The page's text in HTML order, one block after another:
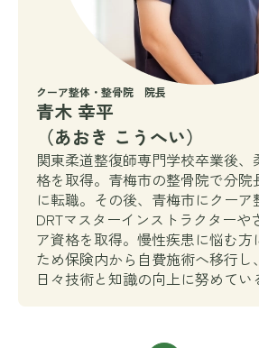
クーア整体・整骨院 院長
青木 幸平
（あおき こうへい）
関東柔道整復師専門学校卒業後
格を取得。青梅市の整骨院で分院
に転職。その後、青梅市にクーア
DRTマスターインストラクターや
ア資格を取得。慢性疾患に悩む方
ため保険内から自費施術へ移行し
日々技術と知識の向上に努めてい